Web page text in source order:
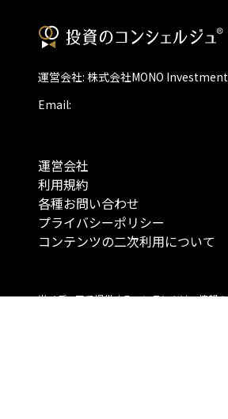
運営会社: 株式会社MONO Investment
Email:
運営会社
利用規約
各種お問い合わせ
プライバシーポリシー
コンテンツの二次利用について
当メディアで提供するコンテンツは、情報